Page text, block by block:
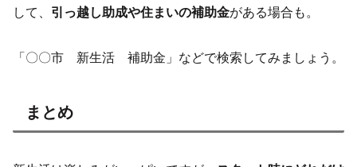
して、 引っ越し助成や住まいの補助金がある場合も。
「〇〇市 新生活 補助金」などで検索してみましょう。
まとめ